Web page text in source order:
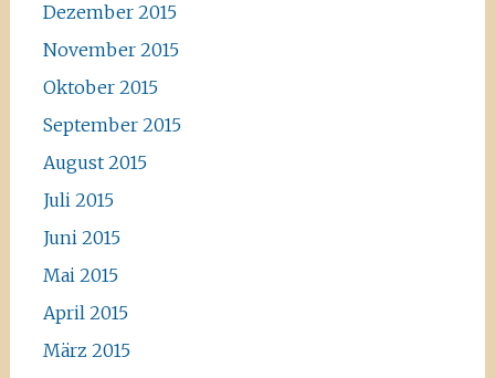
Dezember 2015
November 2015
Oktober 2015
September 2015
August 2015
Juli 2015
Juni 2015
Mai 2015
April 2015
März 2015